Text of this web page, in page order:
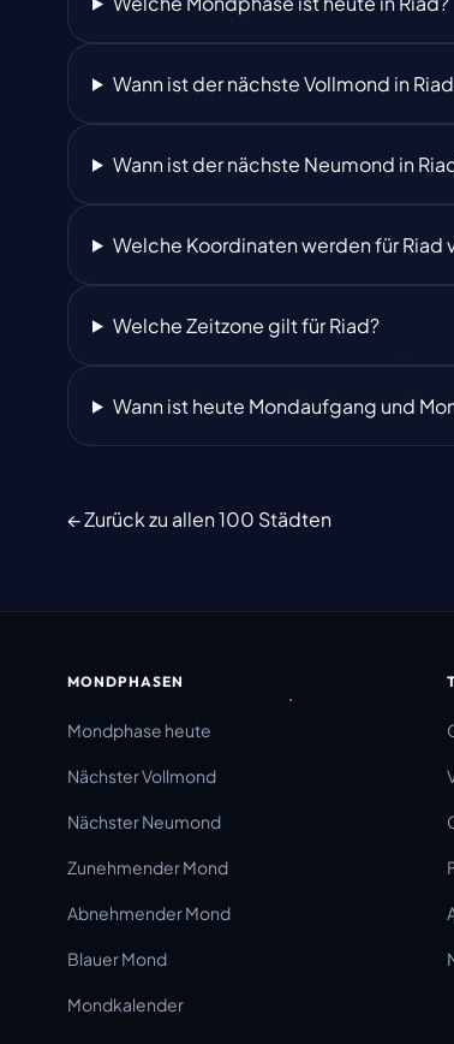
Wann ist der nächste Vollmond in
Wann ist der nächste Neumond in
Welche Koordinaten werden für Riad
Welche Zeitzone gilt für Riad?
Wann ist heute Mondaufgang und
← Zurück zu allen 100 Städten
MONDPHASEN
Mondphase heute
Nächster Vollmond
Nächster Neumond
Zunehmender Mond
Abnehmender Mond
Blauer Mond
Mondkalender